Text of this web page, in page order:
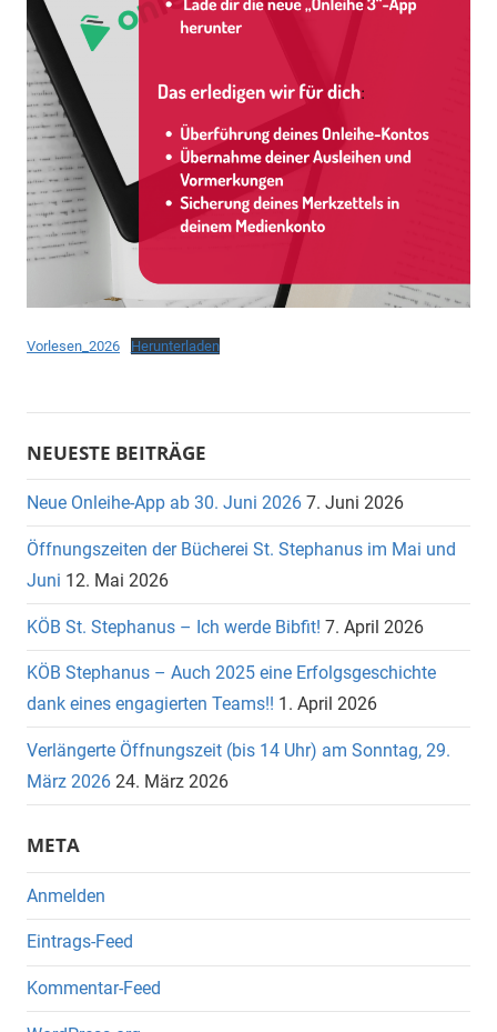
Vorlesen_2026 Herunterladen
NEUESTE BEITRÄGE
Neue Onleihe-App ab 30. Juni 2026 7. Juni 2026
Öffnungszeiten der Bücherei St. Stephanus im Mai und
Juni 12. Mai 2026
KÖB St. Stephanus – Ich werde Bibfit! 7. April 2026
KÖB Stephanus – Auch 2025 eine Erfolgsgeschichte
dank eines engagierten Teams!! 1. April 2026
Verlängerte Öffnungszeit (bis 14 Uhr) am Sonntag, 29.
März 2026 24. März 2026
META
Anmelden
Eintrags-Feed
Kommentar-Feed